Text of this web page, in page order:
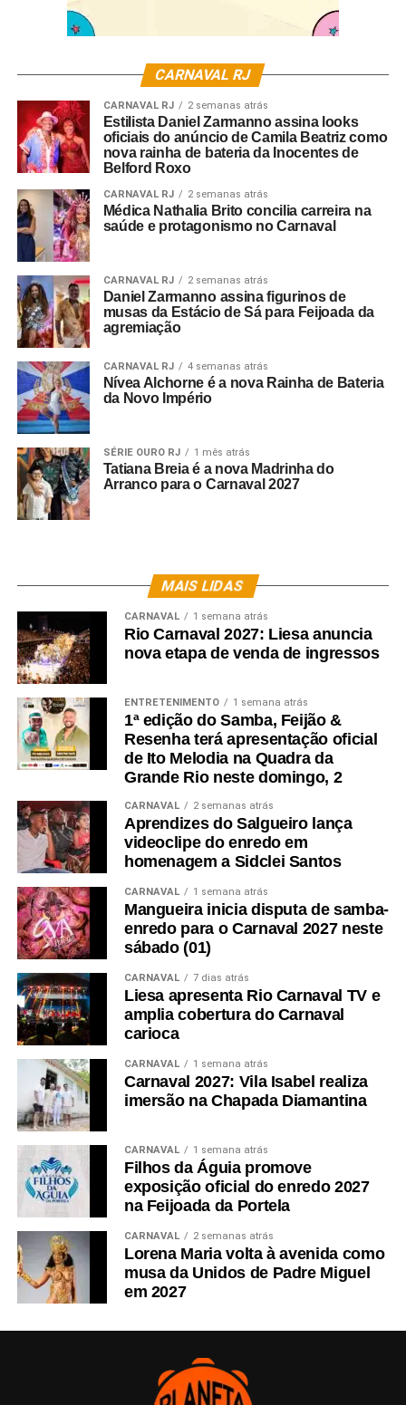
O calendário previsto para a disputa de samba é o
22 de agosto – Entrega dos sambas na quadra das 20h
até meia-noite
05 de setembro – Divulgação dos sambas classificados
para apresentação na quadra
13 de setembro – 1ª eliminatória
22 de setembro – 2ª eliminatória
01 de outubro – 3ª eliminatória
08 de outubro – Final*
Caso haja alguma determinação da LIESA para
realização de final com data fixa, o dia 8 de outubro
passa a ser a data da semifinal do concurso.
CARNAVAL RJ
CARNAVAL RJ 2 semanas atrás
Estilista Daniel Zarmanno assina looks
oficiais do anúncio de Camila Beatriz como
nova rainha de bateria da Inocentes de
Belford Roxo
CARNAVAL RJ 2 semanas atrás
Médica Nathalia Brito concilia carreira na
saúde e protagonismo no Carnaval
CARNAVAL RJ 2 semanas atrás
Daniel Zarmanno assina figurinos de
musas da Estácio de Sá para Feijoada da
agremiação
CARNAVAL RJ 4 semanas atrás
Nívea Alchorne é a nova Rainha de Bateria
da Novo Império
SÉRIE OURO RJ 1 mês atrás
Tatiana Breia é a nova Madrinha do
Arranco para o Carnaval 2027
MAIS LIDAS
CARNAVAL 1 semana atrás
Rio Carnaval 2027: Liesa anuncia
nova etapa de venda de ingressos
ENTRETENIMENTO 1 semana atrás
1ª edição do Samba, Feijão &
Resenha terá apresentação oficial
de Ito Melodia na Quadra da
Grande Rio neste domingo, 2
CARNAVAL 2 semanas atrás
Aprendizes do Salgueiro lança
videoclipe do enredo em
homenagem a Sidclei Santos
CARNAVAL 1 semana atrás
Mangueira inicia disputa de samba-
enredo para o Carnaval 2027 neste
sábado (01)
CARNAVAL 7 dias atrás
Liesa apresenta Rio Carnaval TV e
amplia cobertura do Carnaval
carioca
CARNAVAL 1 semana atrás
Carnaval 2027: Vila Isabel realiza
imersão na Chapada Diamantina
CARNAVAL 1 semana atrás
Filhos da Águia promove
exposição oficial do enredo 2027
na Feijoada da Portela
CARNAVAL 2 semanas atrás
Lorena Maria volta à avenida como
musa da Unidos de Padre Miguel
em 2027